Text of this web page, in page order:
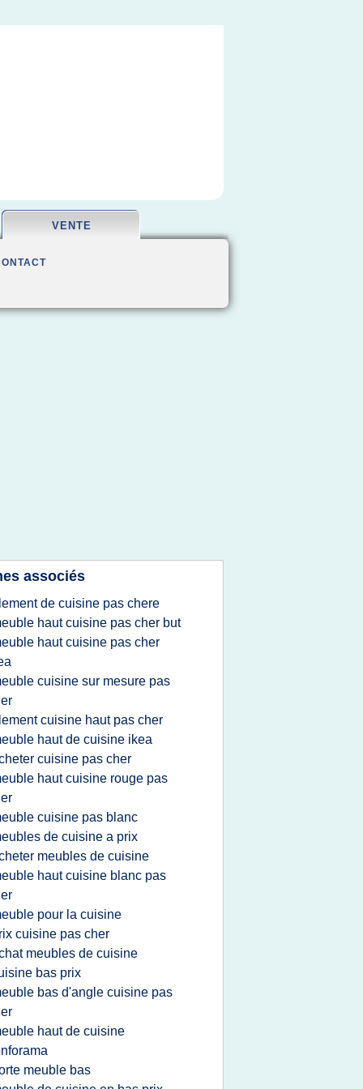
VENTE
associés
de cuisine pas chere
haut cuisine pas cher but
haut cuisine pas cher
cuisine sur mesure pas
cuisine haut pas cher
haut de cuisine ikea
cuisine pas cher
haut cuisine rouge pas
cuisine pas blanc
de cuisine a prix
meubles de cuisine
haut cuisine blanc pas
pour la cuisine
cuisine pas cher
meubles de cuisine
bas prix
bas d'angle cuisine pas
haut de cuisine
meuble bas